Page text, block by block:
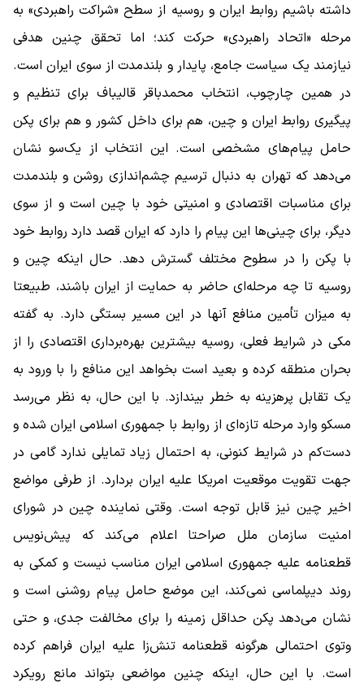
داشته باشیم روابط ایران و روسیه از سطح «شراکت راهبردی» به
مرحله‌ «اتحاد راهبردی» حرکت کند؛ اما تحقق چنین هدفی
نیازمند یک سیاست جامع، پایدار و بلندمدت از سوی ایران است.
در همین چارچوب، انتخاب محمدباقر قالیباف برای تنظیم و
پیگیری روابط ایران و چین، هم برای داخل کشور و هم برای پکن
حامل پیام‌های مشخصی است. این انتخاب از یک‌سو نشان
می‌دهد که تهران به دنبال ترسیم چشم‌اندازی روشن و بلندمدت
برای مناسبات اقتصادی و امنیتی خود با چین است و از سوی
دیگر، برای چینی‌ها این پیام را دارد که ایران قصد دارد روابط خود
با پکن را در سطوح مختلف گسترش دهد. حال اینکه چین و
روسیه تا چه مرحله‌ای حاضر به حمایت از ایران باشند، طبیعتا
به میزان تأمین منافع آنها در این مسیر بستگی دارد. به گفته
مکی در شرایط فعلی، روسیه بیشترین بهره‌برداری اقتصادی را از
بحران منطقه کرده و بعید است بخواهد این منافع را با ورود به
یک تقابل پرهزینه به خطر بیندازد. با این حال، به نظر می‌رسد
مسکو وارد مرحله تازه‌ای از روابط با جمهوری اسلامی ایران شده و
دست‌کم در شرایط کنونی، به احتمال زیاد تمایلی ندارد گامی در
جهت تقویت موقعیت امریکا علیه ایران بردارد. از طرفی مواضع
اخیر چین نیز قابل توجه است. وقتی نماینده چین در شورای
امنیت سازمان ملل صراحتا اعلام می‌کند که پیش‌نویس
قطعنامه علیه جمهوری اسلامی ایران مناسب نیست و کمکی به
روند دیپلماسی نمی‌کند، این موضع حامل پیام روشنی است و
نشان می‌دهد پکن حداقل زمینه را برای مخالفت جدی، و حتی
وتوی احتمالی هرگونه قطعنامه تنش‌زا علیه ایران فراهم کرده
است. با این حال، اینکه چنین مواضعی بتواند مانع رویکرد